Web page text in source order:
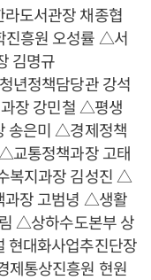
도서관장 채종협
흥원 오성률 △서
김명규
년정책담당관 강석
장 강민철 △평생
송은미 △경제정책
교통정책과장 고태
복지과장 김성진 △
과장 고범녕 △생활
△상하수도본부 상
대화사업추진단장
통상진흥원 현원